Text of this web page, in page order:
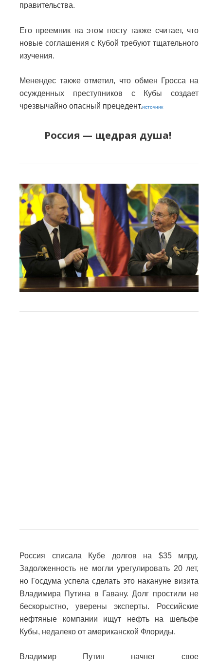
правительства.
Его преемник на этом посту также считает, что
новые соглашения с Кубой требуют тщательного
изучения.
Менендес также отметил, что обмен Гросса на
осужденных преступников с Кубы создает
чрезвычайно опасный прецедент.источник
Россия — щедрая душа!
Россия списала Кубе долгов на $35 млрд.
Задолженность не могли урегулировать 20 лет,
но Госдума успела сделать это накануне визита
Владимира Путина в Гавану. Долг простили не
бескорыстно, уверены эксперты. Российские
нефтяные компании ищут нефть на шельфе
Кубы, недалеко от американской Флориды.
Владимир Путин начнет свое